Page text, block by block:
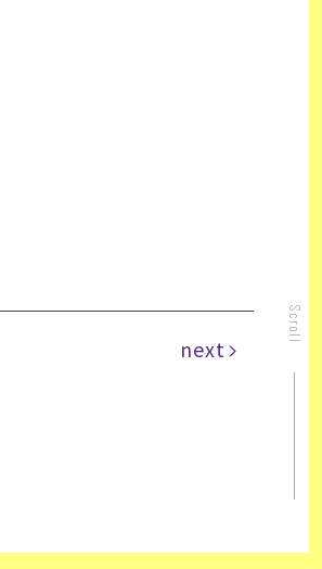
next
Scroll